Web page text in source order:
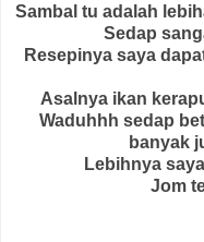
Sambal tu adalah
Sedap
Resepinya saya
Asalnya ikan
Waduhhh sedap
banyak
Lebihnya
Jom